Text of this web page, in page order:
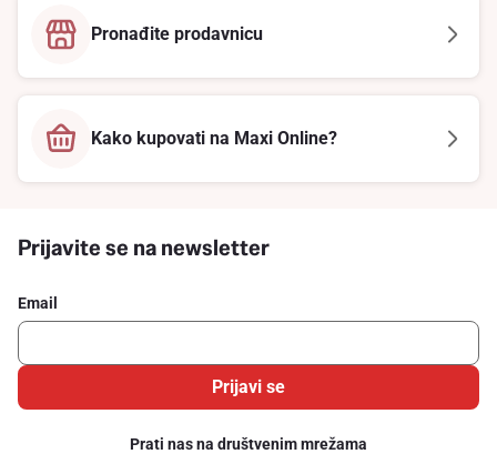
Pronađite prodavnicu
Kako kupovati na Maxi Online?
Prijavite se na newsletter
Email
Prijavi se
Prati nas na društvenim mrežama